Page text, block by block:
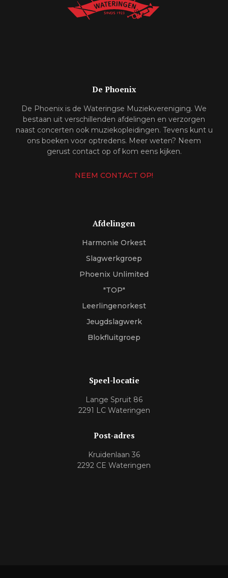
De Phoenix
De Phoenix is de Wateringse Muziekvereniging. We
bestaan uit verschillenden afdelingen en verzorgen
naast concerten ook muziekopleidingen. Tevens kunt u
ons boeken voor optredens. Meer weten? Neem
gerust contact op of kom eens kijken.
NEEM CONTACT OP!
Afdelingen
Harmonie Orkest
Slagwerkgroep
Phoenix Unlimited
"TOP"
Leerlingenorkest
Jeugdslagwerk
Blokfluitgroep
Speel-locatie
Lange Spruit 86
2291 LC Wateringen
Post-adres
Kruidenlaan 36
2292 CE Wateringen